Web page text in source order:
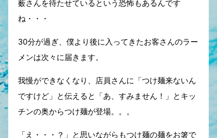
薮さんを待たせているという恐怖もあるんです
ね・・・
30分が過ぎ、僕より後に入ってきたお客さんのラー
メンは次々に届きます。
我慢ができなくなり、店員さんに「つけ麺来ないん
ですけど」と伝えると「あ、すみません！」とキッ
チンの奥からつけ麺が登場。。。
「え・・・？」と思いながらもつけ麺の麺をお箸で